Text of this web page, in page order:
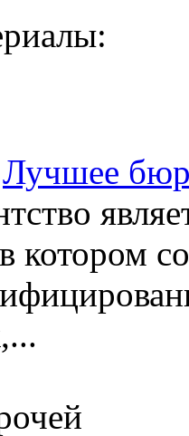
Лучшее
котором